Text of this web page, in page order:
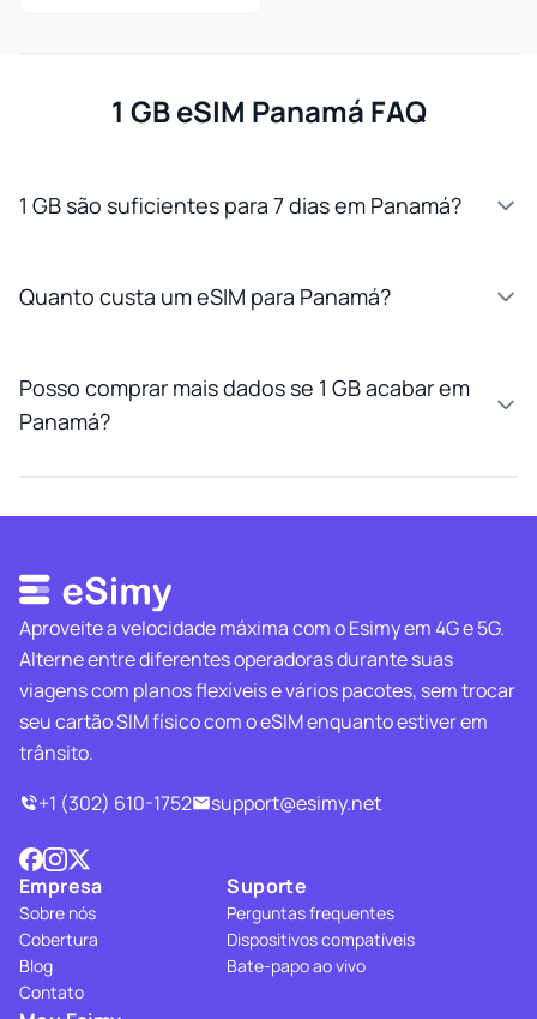
1 GB eSIM Panamá FAQ
1 GB são suficientes para 7 dias em Panamá?
Quanto custa um eSIM para Panamá?
Posso comprar mais dados se 1 GB acabar em
Panamá?
Aproveite a velocidade máxima com o Esimy em 4G e 5G.
Alterne entre diferentes operadoras durante suas
viagens com planos flexíveis e vários pacotes, sem trocar
seu cartão SIM físico com o eSIM enquanto estiver em
trânsito.
+1 (302) 610-1752
support@esimy.net
Empresa
Sobre nós
Cobertura
Blog
Contato
Suporte
Perguntas frequentes
Dispositivos compatíveis
Bate-papo ao vivo